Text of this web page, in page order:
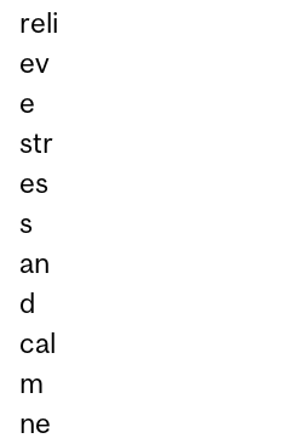
reli
ev
e
str
es
s
an
d
cal
m
ne